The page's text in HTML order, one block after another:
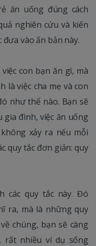
ăn uống đúng cách
nghiên cứu và kiến
vào ấn bản này.
con bạn ăn gì, mà
là việc cha mẹ và con
như thế nào. Bạn sẽ
đình, việc ăn uống
xảy ra nếu mỗi
quy tắc đơn giản: quy
các quy tắc này. Đó
ra, mà là những quy
chúng, bạn sẽ càng
rất nhiều ví dụ sống